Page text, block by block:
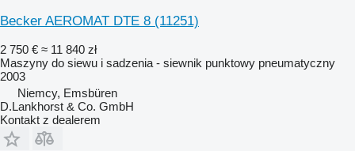
Becker AEROMAT DTE 8 (11251)
2 750 € ≈ 11 840 zł
Maszyny do siewu i sadzenia - siewnik punktowy pneumatyczny
2003
Niemcy, Emsbüren
D.Lankhorst & Co. GmbH
Kontakt z dealerem